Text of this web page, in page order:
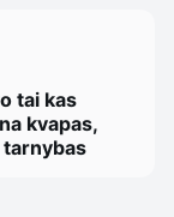
tai kas
kvapas,